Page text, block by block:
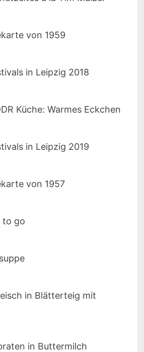
von 1959
in Leipzig 2018
Küche: Warmes Eckchen
in Leipzig 2019
von 1957
to go
in Blätterteig mit
in Buttermilch